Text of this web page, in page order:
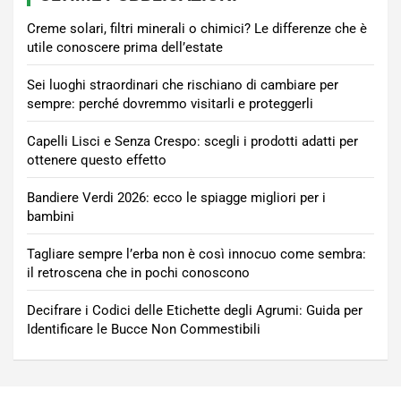
Creme solari, filtri minerali o chimici? Le differenze che è
utile conoscere prima dell’estate
Sei luoghi straordinari che rischiano di cambiare per
sempre: perché dovremmo visitarli e proteggerli
Capelli Lisci e Senza Crespo: scegli i prodotti adatti per
ottenere questo effetto
Bandiere Verdi 2026: ecco le spiagge migliori per i
bambini
Tagliare sempre l’erba non è così innocuo come sembra:
il retroscena che in pochi conoscono
Decifrare i Codici delle Etichette degli Agrumi: Guida per
Identificare le Bucce Non Commestibili